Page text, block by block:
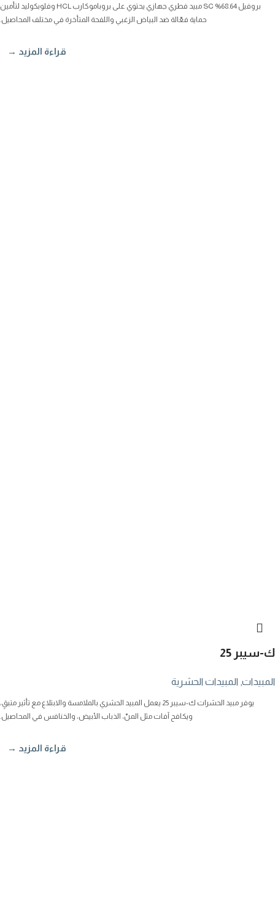
بروفيل 68.64% SC مبيد فطري جهازي يحتوي على بروباموكارب HCL وفلوبكوليد لتأمين
حماية فعّالة ضد البياض الزغبي واللفحة المتأخرة في مختلف المحاصيل.
قراءة المزيد →
ك-سيبر 25
المبيدات المبيدات الحشرية
يوفر مبيد الحشرات ك-سيبر 25 يعمل المبيد الحشري بالملامسة والابتلاع مع تأثير متبقٍ،
ويكافح آفات مثل المنّ، الذباب الأبيض، والخنافس في المحاصيل.
قراءة المزيد →